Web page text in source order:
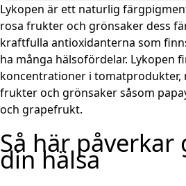
Lykopen är ett naturlig
rosa frukter och grönsaker dess
kraftfulla antioxidanterna som
ha många hälsofördelar. Lykopen
koncentrationer i tomatprodukter,
frukter och grönsaker såsom
och grapefrukt.
Så här påverkar
din hälsa